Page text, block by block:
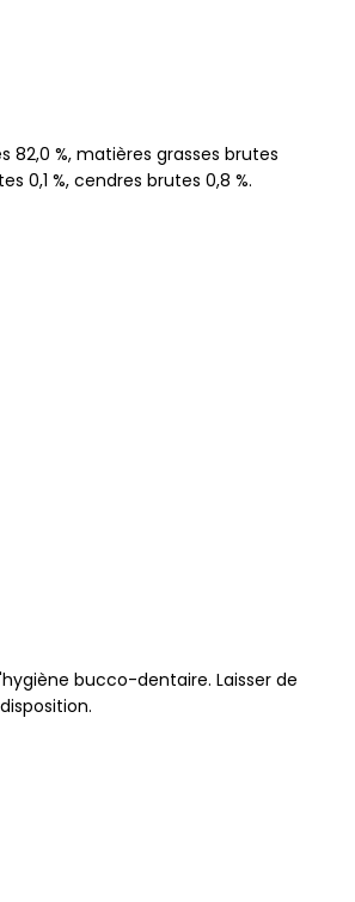
82,0 %, matières grasses brutes
0,1 %, cendres brutes 0,8 %.
bucco-dentaire. Laisser de